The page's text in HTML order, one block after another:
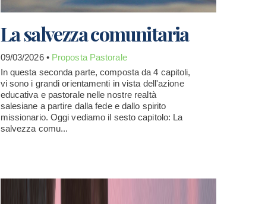
La salvezza comunitaria
09/03/2026 • Proposta Pastorale
In questa seconda parte, composta da 4 capitoli,
vi sono i grandi orientamenti in vista dell'azione
educativa e pastorale nelle nostre realtà
salesiane a partire dalla fede e dallo spirito
missionario. Oggi vediamo il sesto capitolo: La
salvezza comu...